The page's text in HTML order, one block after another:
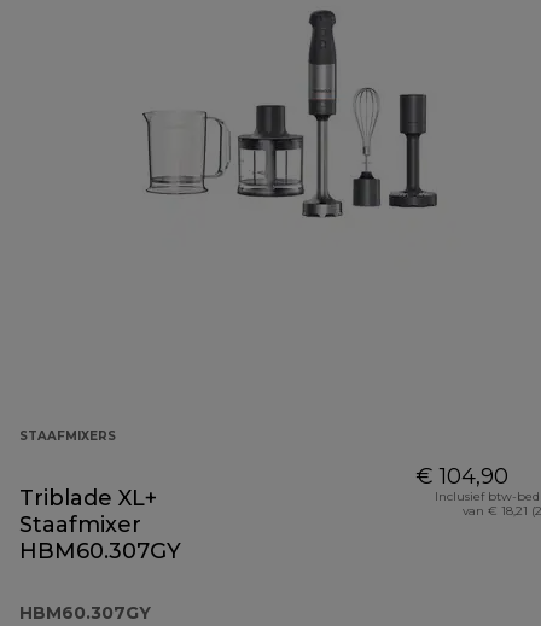
STAAFMIXERS
Triblade XL+
Staafmixer
HBM60.307GY
HBM60.307GY
€ 104,90
Inclusief btw-
van € 18,21